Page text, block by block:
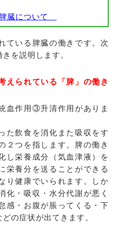
臓について
ている脾臓の働きです。次
を説明します。
えられている「脾」の働き
作用③升清作用がありま
た飲食を消化また吸収をす
２つを指します。脾の働き
し栄養成分（気血津液）を
栄養分を送ることができる
り健康でいられます。しか
化・吸収・水分代謝が悪く
感・お腹が脹ってくる・下
の症状が出てきます。